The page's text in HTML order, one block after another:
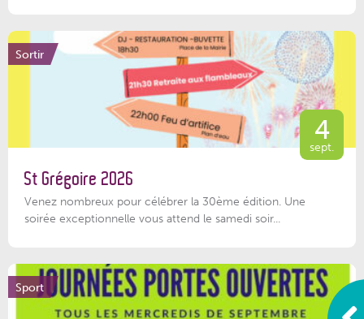
Sortir
4
sept.
St Grégoire 2026
Venez nombreux pour célébrer la 30ème édition. Une
soirée exceptionnelle vous attend le samedi soir...
Sport